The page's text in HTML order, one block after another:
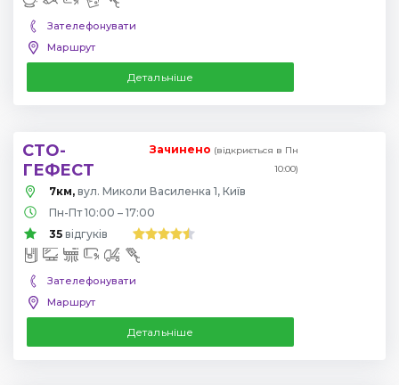
Зателефонувати
Маршрут
Детальніше
СТО-
ГЕФЕСТ
Зачинено (відкриється в Пн
10:00)
7км, вул. Миколи Василенка 1, Київ
Пн-Пт 10:00 – 17:00
35 відгуків
Зателефонувати
Маршрут
Детальніше